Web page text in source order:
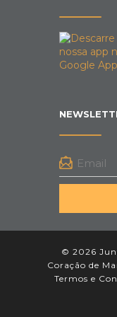
© 2026
Coração de
Termos e